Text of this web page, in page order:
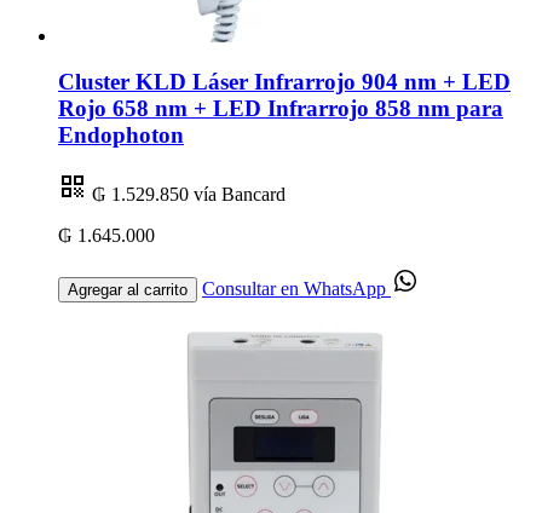
Cluster KLD Láser Infrarrojo 904 nm + LED
Rojo 658 nm + LED Infrarrojo 858 nm para
Endophoton
₲ 1.529.850 vía Bancard
₲ 1.645.000
Agregar al carrito Consultar en WhatsApp